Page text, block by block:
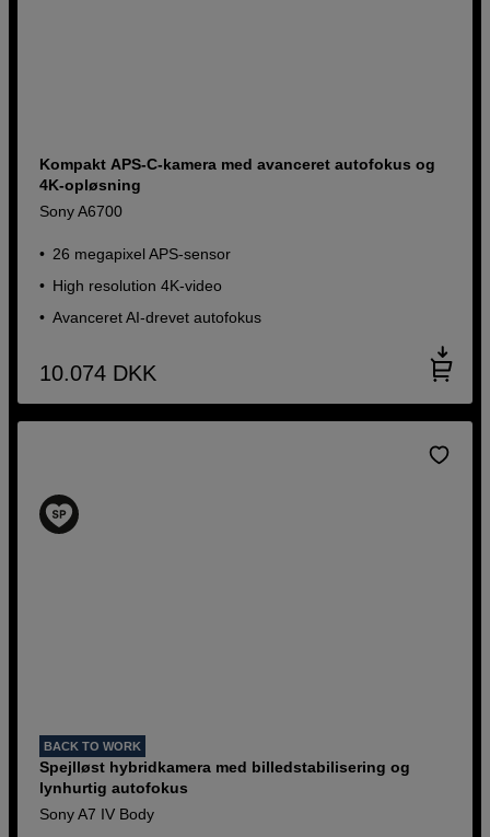
Kompakt APS-C-kamera med avanceret autofokus og
4K-opløsning
Sony A6700
26 megapixel APS-sensor
High resolution 4K-video
Avanceret AI-drevet autofokus
10.074 DKK
BACK TO WORK
Spejlløst hybridkamera med billedstabilisering og
lynhurtig autofokus
Sony A7 IV Body